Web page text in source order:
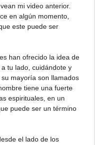
mi video anterior.
en algún momento,
este puede ser
han ofrecido la idea de
tu lado, cuidándote y
mayoría son llamados
tiene una fuerte
espirituales, en un
puede ser un término
el lado de los